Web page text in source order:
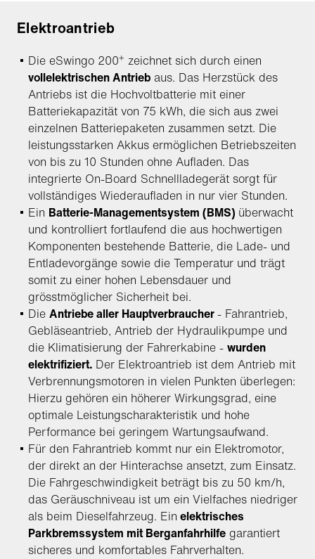
Elektroantrieb
Die eSwingo 200+ zeichnet sich durch einen
vollelektrischen Antrieb aus. Das Herzstück des
Antriebs ist die Hochvoltbatterie mit einer
Batteriekapazität von 75 kWh, die sich aus zwei
einzelnen Batteriepaketen zusammen setzt. Die
leistungsstarken Akkus ermöglichen Betriebszeiten
von bis zu 10 Stunden ohne Aufladen. Das
integrierte On-Board Schnellladegerät sorgt für
vollständiges Wiederaufladen in nur vier Stunden.
Ein Batterie-Managementsystem (BMS) überwacht
und kontrolliert fortlaufend die aus hochwertigen
Komponenten bestehende Batterie, die Lade- und
Entladevorgänge sowie die Temperatur und trägt
somit zu einer hohen Lebensdauer und
grösstmöglicher Sicherheit bei.
Die Antriebe aller Hauptverbraucher- Fahrantrieb,
Gebläseantrieb, Antrieb der Hydraulikpumpe und
die Klimatisierung der Fahrerkabine - wurden
elektrifiziert. Der Elektroantrieb ist dem Antrieb mit
Verbrennungsmotoren in vielen Punkten überlegen:
Hierzu gehören ein höherer Wirkungsgrad, eine
optimale Leistungscharakteristik und hohe
Performance bei geringem Wartungsaufwand.
Für den Fahrantrieb kommt nur ein Elektromotor,
der direkt an der Hinterachse ansetzt, zum Einsatz.
Die Fahrgeschwindigkeit beträgt bis zu 50 km/h,
das Geräuschniveau ist um ein Vielfaches niedriger
als beim Dieselfahrzeug. Ein elektrisches
Parkbremssystem mit Berganfahrhilfe garantiert
sicheres und komfortables Fahrverhalten.